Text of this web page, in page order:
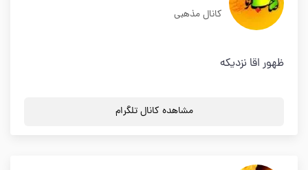
کانال مذهبی
ظهور اقا نزدیکه
مشاهده کانال تلگرام